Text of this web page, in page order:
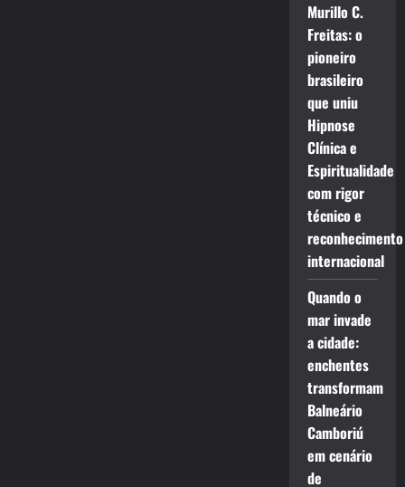
Murillo C.
Freitas: o
pioneiro
brasileiro
que uniu
Hipnose
Clínica e
Espiritualidade
com rigor
técnico e
reconhecimento
internacional
Quando o
mar invade
a cidade:
enchentes
transformam
Balneário
Camboriú
em cenário
de